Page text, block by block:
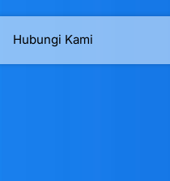
Hubungi Kami